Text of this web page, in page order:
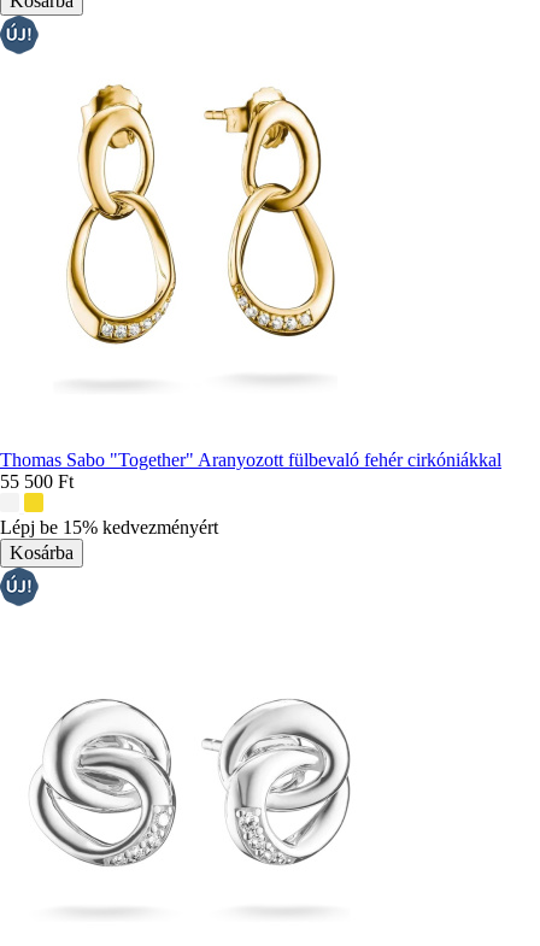
Thomas Sabo "Together" Aranyozott fülbevaló fehér cirkóniákkal
55 500 Ft
színek:
Lépj be 15% kedvezményért